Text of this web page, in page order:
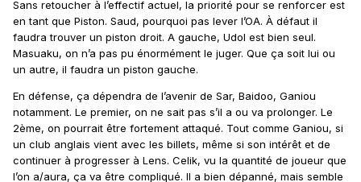
Sans retoucher à l’effectif actuel, la priorité pour se renforcer est
en tant que Piston. Saud, pourquoi pas lever l’OA. À défaut il
faudra trouver un piston droit. A gauche, Udol est bien seul.
Masuaku, on n’a pas pu énormément le juger. Que ça soit lui ou
un autre, il faudra un piston gauche.
En défense, ça dépendra de l’avenir de Sar, Baidoo, Ganiou
notamment. Le premier, on ne sait pas s’il a ou va prolonger. Le
2ème, on pourrait être fortement attaqué. Tout comme Ganiou, si
un club anglais vient avec les billets, même si son intérêt et de
continuer à progresser à Lens. Celik, vu la quantité de joueur que
l’on a/aura, ça va être compliqué. Il a bien dépanné, mais semble